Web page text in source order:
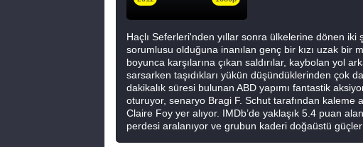
Haçlı Seferleri'nden yıllar sonra ülkelerine dönen iki
sorumlusu olduğuna inanılan genç bir kızı uzak bir
boyunca karşılarına çıkan saldırılar, kaybolan yol
sarsarken taşıdıkları yükün düşündüklerinden çok
dakikalık süresi bulunan ABD yapımı fantastik
oturuyor, senaryo Bragi F. Schut tarafından kaleme
Claire Foy yer alıyor. IMDb’de yaklaşık 5.4 puan
perdesi aralanıyor ve grubun kaderi doğaüstü